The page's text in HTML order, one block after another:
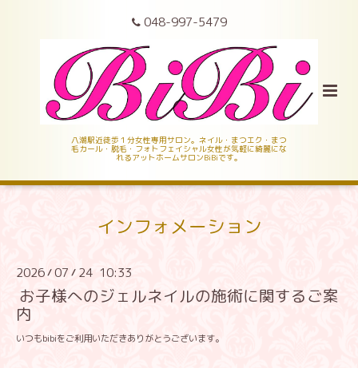
048-997-5479
八潮駅近徒歩１分女性専用サロン。ネイル・まつエク・まつ
毛カール・脱毛・フォトフェイシャル女性が気軽に綺麗にな
れるアットホームサロンBiBiです。
インフォメーション
2026/07 / 24 10:33
お子様へのジェルネイルの施術に関するご案
内
いつもbibiをご利用いただきありがとうございます。